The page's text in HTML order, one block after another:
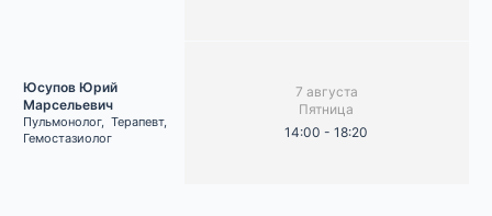
Юсупов Юрий
Марсельевич
Пульмонолог, Терапевт,
Гемостазиолог
7 августа
Пятница
14:00 - 18:20